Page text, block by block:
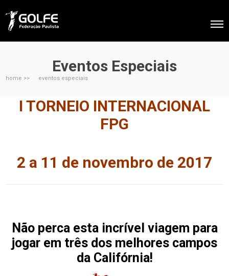
Eventos Especiais
home >> eventos especiais
I TORNEIO INTERNACIONAL
FPG
2 a 11 de novembro de 2017
Não perca esta incrível viagem para
jogar em três dos melhores campos
da Califórnia!